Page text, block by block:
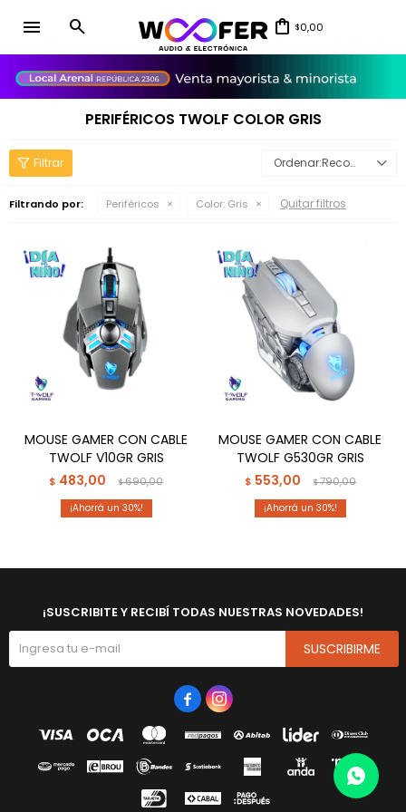
menu $0,00
PERIFÉRICOS TWOLF COLOR GRIS
Recomendados
Filtrando por: Periféricos Color: Gris Quitar filtros
MOUSE GAMER CON CABLE
TWOLF V10GR GRIS
$ 483,00 $690,00
30
MOUSE GAMER CON CABLE
TWOLF G530GR GRIS
$ 553,00 $790,00
30
¡SUSCRIBITE Y RECIBÍ TODAS NUESTRAS NOVEDADES!
SUSCRIBIRME
 
close